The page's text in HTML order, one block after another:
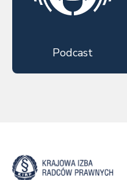
Podcast